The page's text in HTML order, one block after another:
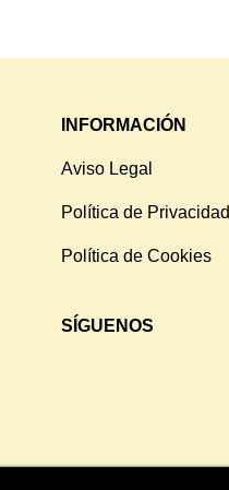
INFORMACIÓN
Aviso Legal
Política de Privacidad
Política de Cookies
SÍGUENOS